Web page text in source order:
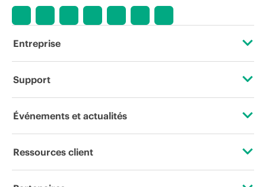
Entreprise
À propos de HPE
Responsabilité d’entreprise
Support
Services d’assistance opérationnelle (OSS)
Événements et actualités
Événements
Ressources client
Nous contacter